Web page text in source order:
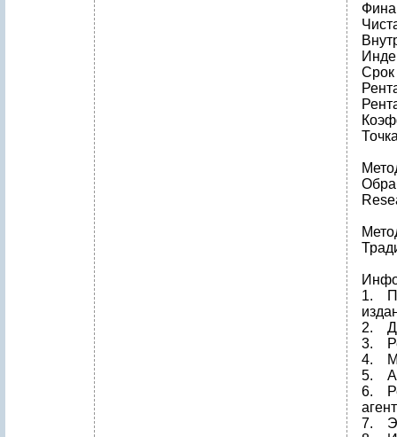
Срок
1.
2.
3.
4.
5.
6.
7.